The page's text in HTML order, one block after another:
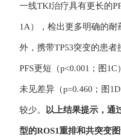
一线TKI治疗具有更长的
1A），检出更多明确的
外，携带TP53突变的患
PFS更短（p<0.001；图
未见差异（p=0.460；图
较少。 以上结果提示，通
型的ROS1重排和共突变